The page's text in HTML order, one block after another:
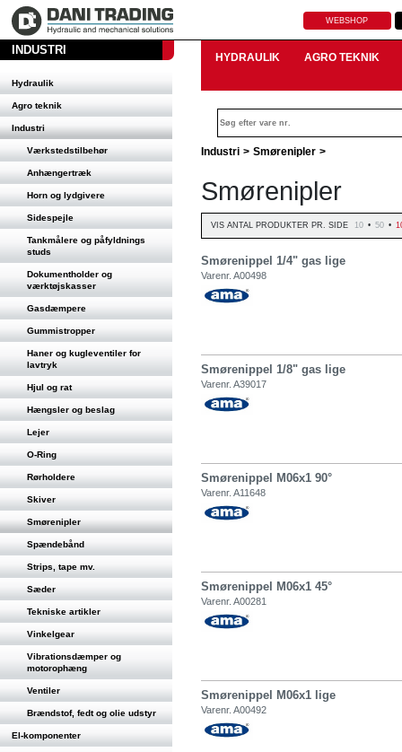
WEBSHOP
INDUSTRI
Hydraulik
Agro teknik
Industri
Værkstedstilbehør
Anhængertræk
Horn og lydgivere
Sidespejle
Tankmålere og påfyldnings
studs
Dokumentholder og
værktøjskasser
Gasdæmpere
Gummistropper
Haner og kugleventiler for
lavtryk
Hjul og rat
Hængsler og beslag
Lejer
O-Ring
Rørholdere
Skiver
Smørenipler
Spændebånd
Strips, tape mv.
Sæder
Tekniske artikler
Vinkelgear
Vibrationsdæmper og
motorophæng
Ventiler
Brændstof, fedt og olie udstyr
El-komponenter
HYDRAULIK AGRO TEKNIK
Industri > Smørenipler >
Smørenipler
VIS ANTAL PRODUKTER PR. SIDE 10 • 50 •
Smørenippel 1/4" gas lige
Varenr. A00498
Smørenippel 1/8" gas lige
Varenr. A39017
Smørenippel M06x1 90°
Varenr. A11648
Smørenippel M06x1 45°
Varenr. A00281
Smørenippel M06x1 lige
Varenr. A00492